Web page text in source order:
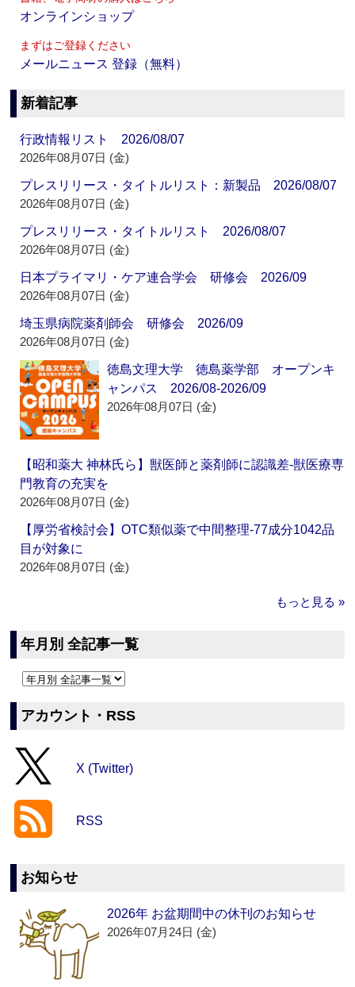
オンラインショップ
まずはご登録ください
メールニュース 登録（無料）
新着記事
行政情報リスト 2026/08/07
2026年08月07日 (金)
プレスリリース・タイトルリスト：新製品 2026/08/07
2026年08月07日 (金)
プレスリリース・タイトルリスト 2026/08/07
2026年08月07日 (金)
日本プライマリ・ケア連合学会 研修会 2026/09
2026年08月07日 (金)
埼玉県病院薬剤師会 研修会 2026/09
2026年08月07日 (金)
徳島文理大学 徳島薬学部 オープンキ
ャンパス 2026/08-2026/09
2026年08月07日 (金)
【昭和薬大 神林氏ら】獣医師と薬剤師に認識差‐獣医療専
門教育の充実を
2026年08月07日 (金)
【厚労省検討会】OTC類似薬で中間整理‐77成分1042品
目が対象に
2026年08月07日 (金)
もっと見る »
年月別 全記事一覧
アカウント・RSS
X (Twitter)
RSS
お知らせ
2026年 お盆期間中の休刊のお知らせ
2026年07月24日 (金)